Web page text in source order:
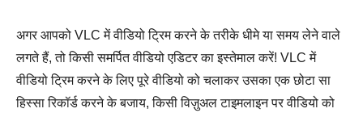
अगर आपको VLC में वीडियो ट्रिम करने के तरीके धीमे या समय लेने वाले
लगते हैं, तो किसी समर्पित वीडियो एडिटर का इस्तेमाल करें! VLC में
वीडियो ट्रिम करने के लिए पूरे वीडियो को चलाकर उसका एक छोटा सा
हिस्सा रिकॉर्ड करने के बजाय, किसी विज़ुअल टाइमलाइन पर वीडियो को